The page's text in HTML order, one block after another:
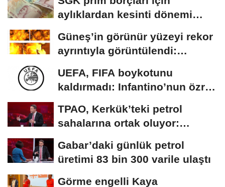
aylıklardan kesinti dönemi
Güneş’in görünür yüzeyi rekor
ayrıntıyla görüntülendi:
UEFA, FIFA boykotunu
kaldırmadı: Infantino’nun özrü
TPAO, Kerkük’teki petrol
sahalarına ortak oluyor:
Gabar’daki günlük petrol
üretimi 83 bin 300 varile ulaştı
Görme engelli Kaya